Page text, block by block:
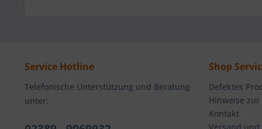
Service Hotline
Telefonische Unterstützung und Beratung
unter:
Shop
Defektes
Hinweise
Kontakt